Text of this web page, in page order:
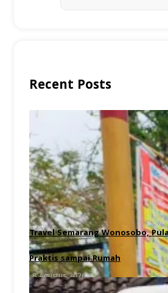
Recent Posts
Travel Semarang Wonosobo,
Praktis sampai Rumah
8 Agustus 2026